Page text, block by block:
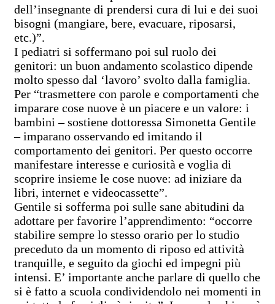
dell’insegnante di prendersi cura di lui e dei suoi
bisogni (mangiare, bere, evacuare, riposarsi,
etc.)”.
I pediatri si soffermano poi sul ruolo dei
genitori: un buon andamento scolastico dipende
molto spesso dal ‘lavoro’ svolto dalla famiglia.
Per “trasmettere con parole e comportamenti che
imparare cose nuove è un piacere e un valore: i
bambini – sostiene dottoressa Simonetta Gentile
– imparano osservando ed imitando il
comportamento dei genitori. Per questo occorre
manifestare interesse e curiosità e voglia di
scoprire insieme le cose nuove: ad iniziare da
libri, internet e videocassette”.
Gentile si sofferma poi sulle sane abitudini da
adottare per favorire l’apprendimento: “occorre
stabilire sempre lo stesso orario per lo studio
preceduto da un momento di riposo ed attività
tranquille, e seguito da giochi ed impegni più
intensi. E’ importante anche parlare di quello che
si è fatto a scuola condividendolo nei momenti in